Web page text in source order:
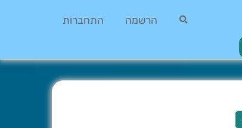
הרשמה התחברות